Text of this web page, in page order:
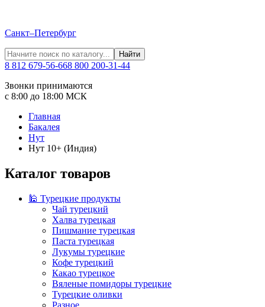
Санкт–Петербург
Найти
8 812 679-56-668 800 200-31-44
Звонки принимаются
с 8:00 до 18:00 МСК
Главная
Бакалея
Нут
Нут 10+ (Индия)
Каталог товаров
🕌 Турецкие продукты
Чай турецкий
Халва турецкая
Пишмание турецкая
Паста турецкая
Лукумы турецкие
Кофе турецкий
Какао турецкое
Вяленые помидоры турецкие
Турецкие оливки
Разное